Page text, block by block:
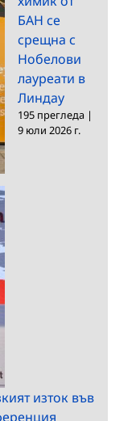
БАН се
срещна с
Нобелови
лауреати в
Линдау
195 прегледа |
9 юли 2026 г.
изток във